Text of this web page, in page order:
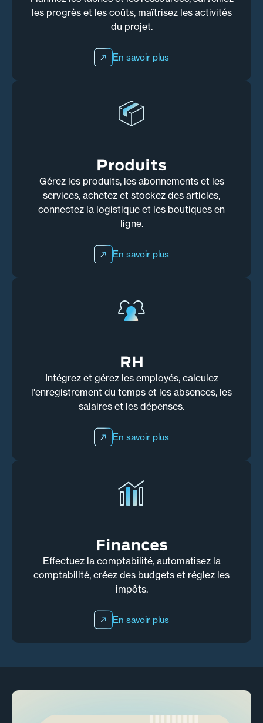
les progrès et les coûts, maîtrisez les activités
du projet.
En savoir plus
Produits
Gérez les produits, les abonnements et les
services, achetez et stockez des articles,
connectez la logistique et les boutiques en
ligne.
En savoir plus
RH
Intégrez et gérez les employés, calculez
l'enregistrement du temps et les absences, les
salaires et les dépenses.
En savoir plus
Finances
Effectuez la comptabilité, automatisez la
comptabilité, créez des budgets et réglez les
impôts.
En savoir plus